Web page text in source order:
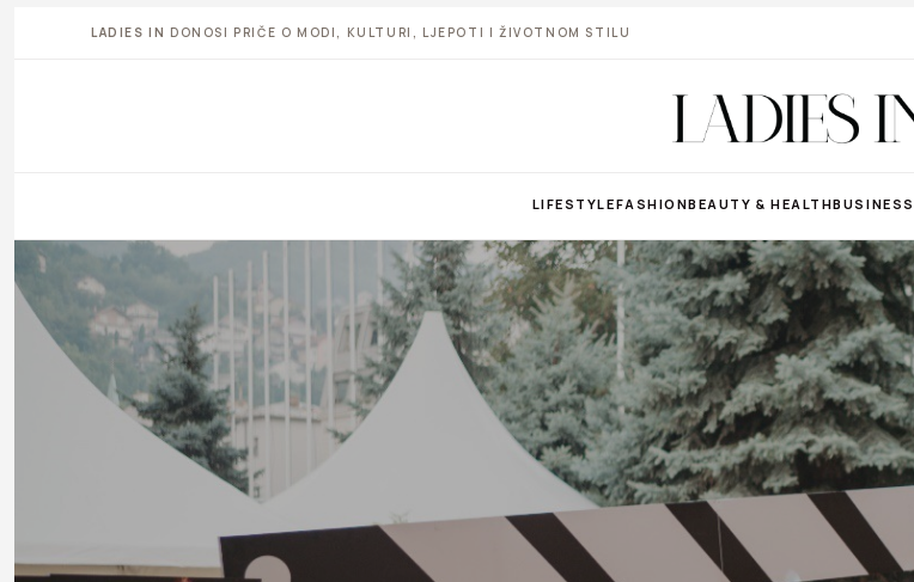
LADIES IN DONOSI PRIČE O MODI, KULTURI, LJEPOTI I ŽIVOTNOM STILU
LIFESTYLEFASHIONBEAUTY & HEALTHBUSINESS